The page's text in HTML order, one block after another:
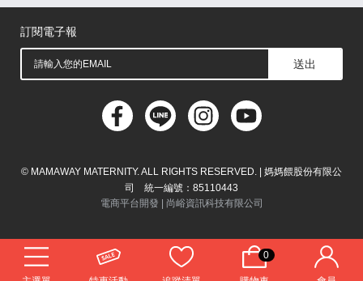
0
馬來西亞
購物常見問題
退換貨問題
儲值金使用條款
購買儲值金
發票問題
會員權益
線上留言
吸乳器-免費體驗
訂閱電子報
送出
© MAMAWAY MATERNITY. ALL RIGHTS RESERVED. | 媽媽餵股份有限公
司 統一編號：85110443
電商平台開發 |
尚峪資訊科技有限公司